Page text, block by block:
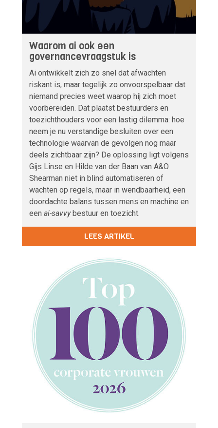
Waarom ai ook een
governancevraagstuk is
Ai ontwikkelt zich zo snel dat afwachten
riskant is, maar tegelijk zo onvoorspelbaar dat
niemand precies weet waarop hij zich moet
voorbereiden. Dat plaatst bestuurders en
toezichthouders voor een lastig dilemma: hoe
neem je nu verstandige besluiten over een
technologie waarvan de gevolgen nog maar
deels zichtbaar zijn? De oplossing ligt volgens
Gijs Linse en Hilde van der Baan van A&O
Shearman niet in blind automatiseren of
wachten op regels, maar in wendbaarheid, een
doordachte balans tussen mens en machine en
een ai-savvybestuur en toezicht.
LEES ARTIKEL